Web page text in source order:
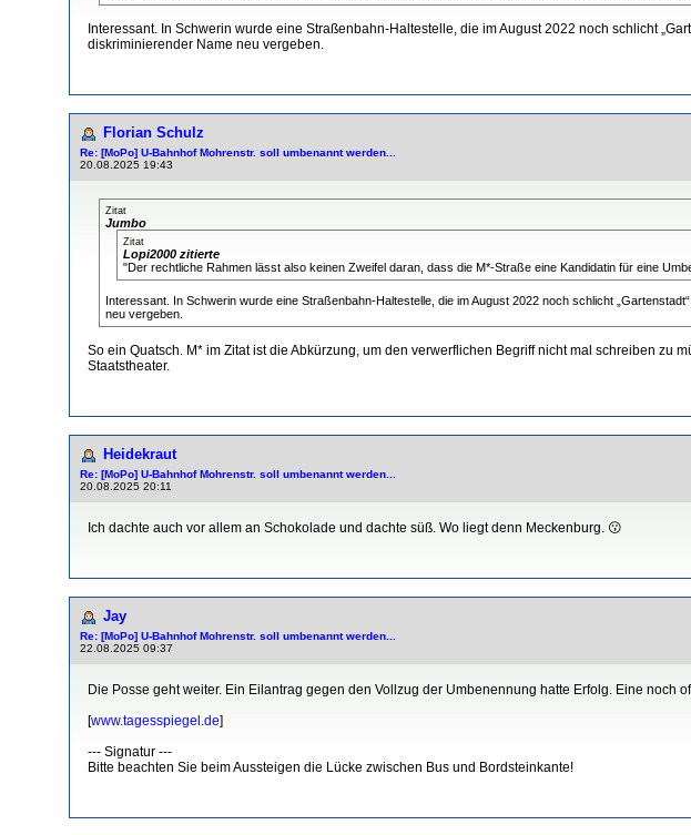
Interessant. In Schwerin wurde eine Straßenbahn-Haltestelle, die im August 2022 noch schlicht
diskriminierender Name neu vergeben.
Florian Schulz
Re: [MoPo] U-Bahnhof Mohrenstr. soll umbenannt werden...
20.08.2025 19:43
Zitat
Jumbo
Zitat
Lopi2000 zitierte
"Der rechtliche Rahmen lässt also keinen Zweifel daran, dass die M*-Straße eine Kandidatin für eine
Interessant. In Schwerin wurde eine Straßenbahn-Haltestelle, die im August 2022 noch schlicht
neu vergeben.
So ein Quatsch. M* im Zitat ist die Abkürzung, um den verwerflichen Begriff nicht mal schreiben
Staatstheater.
Heidekraut
Re: [MoPo] U-Bahnhof Mohrenstr. soll umbenannt werden...
20.08.2025 20:11
Ich dachte auch vor allem an Schokolade und dachte süß. Wo liegt denn Meckenburg. 😗
Jay
Re: [MoPo] U-Bahnhof Mohrenstr. soll umbenannt werden...
22.08.2025 09:37
Die Posse geht weiter. Ein Eilantrag gegen den Vollzug der Umbenennung hatte Erfolg. Eine noch
[www.tagesspiegel.de]
--- Signatur ---
Bitte beachten Sie beim Aussteigen die Lücke zwischen Bus und Bordsteinkante!